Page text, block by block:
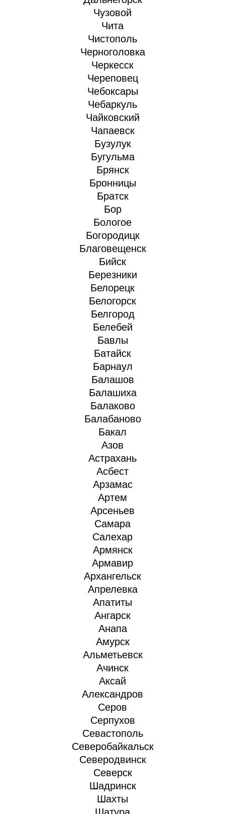
Чузовой
Чита
Чистополь
Черноголовка
Черкесск
Череповец
Чебоксары
Чебаркуль
Чайковский
Чапаевск
Бузулук
Бугульма
Брянск
Бронницы
Братск
Бор
Бологое
Богородицк
Благовещенск
Бийск
Березники
Белорецк
Белогорск
Белгород
Белебей
Бавлы
Батайск
Барнаул
Балашов
Балашиха
Балаково
Балабаново
Бакал
Азов
Астрахань
Асбест
Арзамас
Артем
Арсеньев
Самара
Салехар
Армянск
Армавир
Архангельск
Апрелевка
Апатиты
Ангарск
Анапа
Амурск
Альметьевск
Ачинск
Аксай
Александров
Серов
Серпухов
Севастополь
Северобайкальск
Северодвинск
Северск
Шадринск
Шахты